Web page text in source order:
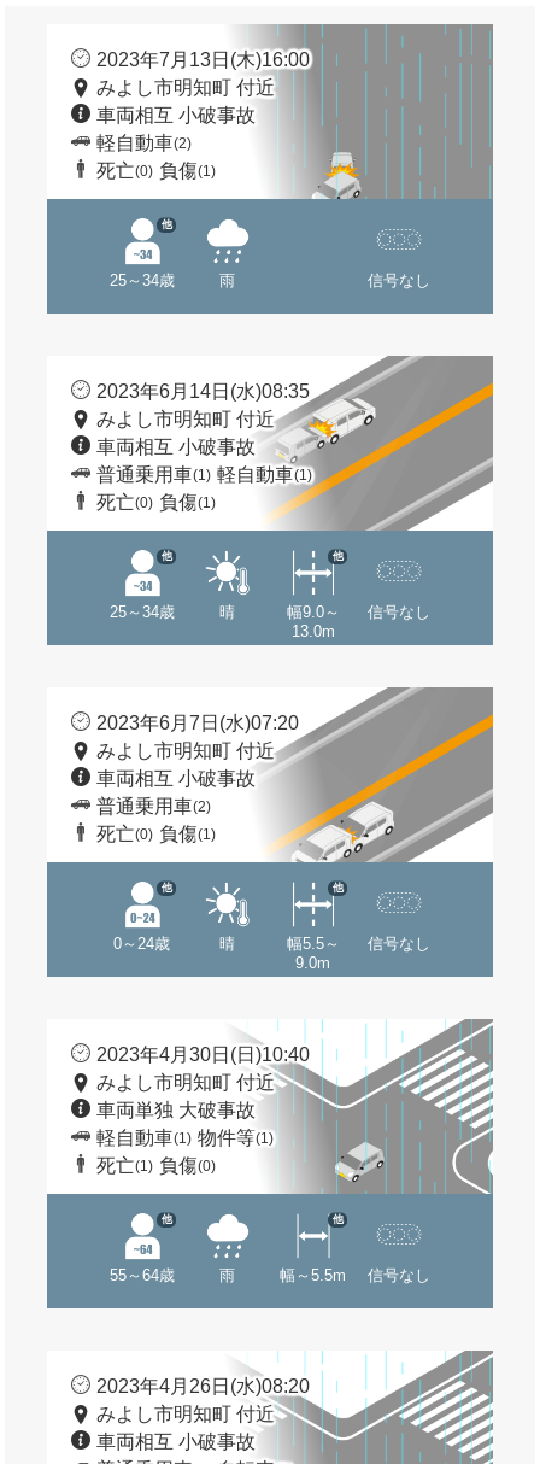
2023年7月13日(木)16:00
みよし市明知町 付近
車両相互 小破事故
軽自動車(2)
死亡(0) 負傷(1)
25～34歳
他
雨 信号なし
2023年6月14日(水)08:35
みよし市明知町 付近
車両相互 小破事故
普通乗用車(1) 軽自動車(1)
死亡(0) 負傷(1)
25～34歳
他
晴
幅9.0～
13.0m
他
信号なし
2023年6月7日(水)07:20
みよし市明知町 付近
車両相互 小破事故
普通乗用車(2)
死亡(0) 負傷(1)
0～24歳
他
晴
幅5.5～
9.0m
他
信号なし
2023年4月30日(日)10:40
みよし市明知町 付近
車両単独 大破事故
軽自動車(1) 物件等(1)
死亡(1) 負傷(0)
55～64歳
他
雨 幅～5.5m
他
信号なし
2023年4月26日(水)08:20
みよし市明知町 付近
車両相互 小破事故